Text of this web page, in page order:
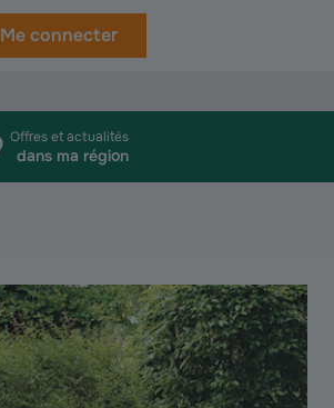
Me connecter
Offres et actualités
dans ma région